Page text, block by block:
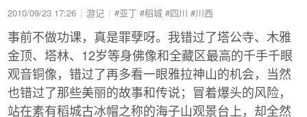
2010/09/23 17:26 游记 #亚丁 #稻城 #四川 #川西
事前不做功课，真是罪孽呀。我错过了塔公寺、木雅
金顶、塔林、12岁等身佛像和全藏区最高的千手千眼
观音铜像，错过了再多看一眼雅拉神山的机会，当然
也错过了那些美丽的故事和传说；冒着爆头的风险，
站在素有稻城古冰帽之称的海子山观景台上，却全然